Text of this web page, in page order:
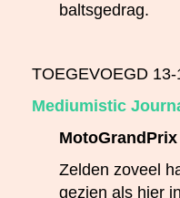
baltsgedrag.
TOEGEVOEGD
Mediumistic
Zelden zoveel
gezien als hier